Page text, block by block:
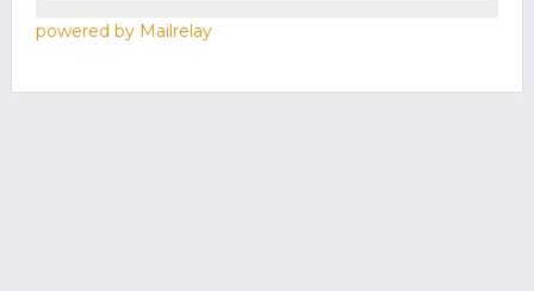
powered by Mailrelay